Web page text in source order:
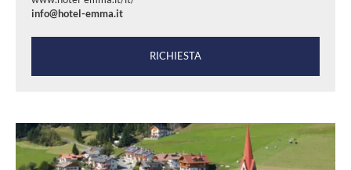
info@hotel-emma.it
RICHIESTA